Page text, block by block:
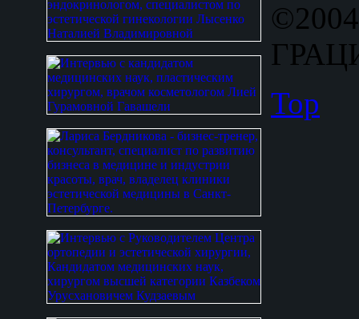
Top